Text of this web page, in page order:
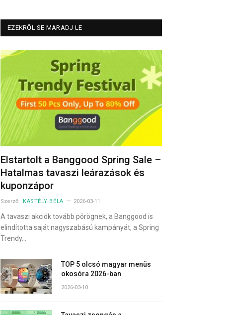
EZEKRŐL SE MARADJ LE
Elstartolt a Banggood Spring Sale –
Hatalmas tavaszi leárazások és
kuponzápor
Szerző: KASTÉLY BÉLA 2026-03-11
A tavaszi akciók tovább pörögnek, a Banggood is
elindította saját nagyszabású kampányát, a Spring
Trendy…
TOP 5 olcsó magyar menüs
okosóra 2026-ban
2026-03-10